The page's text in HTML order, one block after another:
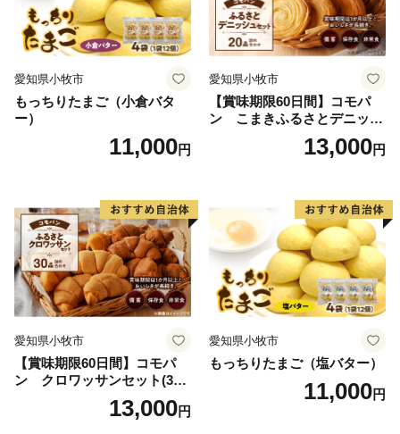
愛知県小牧市
もっちりたまご（小倉バタ
ー）
11,000円
愛知県小牧市
【賞味期限60日間】コモパ
ン こまきふるさとデニッシ
ュセット（20個入り）／災害
用備蓄 保存食 非常食 防災グ
13,000円
愛知県小牧市
【賞味期限60日間】コモパ
ン クロワッサンセット(30
個入り)／災害用備蓄 保存食
非常食 防災グッズにも
13,000円
愛知県小牧市
もっちりたまご（塩バター）
11,000円